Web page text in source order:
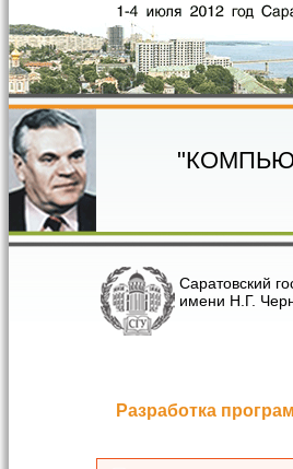
Перейти к основному содержанию
Саратовский
имени Н.Г.
Разработка